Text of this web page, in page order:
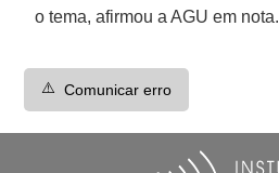
o tema, afirmou a AGU em nota.
⚠️ Comunicar erro